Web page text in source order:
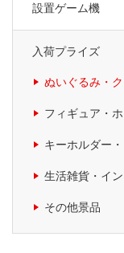
設置ゲーム機
入荷プライズ
ぬいぐるみ・
フィギュア・
キーホルダー
生活雑貨・イ
その他景品